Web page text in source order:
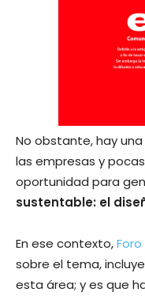
No obstante, hay
las empresas y
oportunidad para
sustentable: el
En ese contexto,
sobre el tema,
esta área; y es que